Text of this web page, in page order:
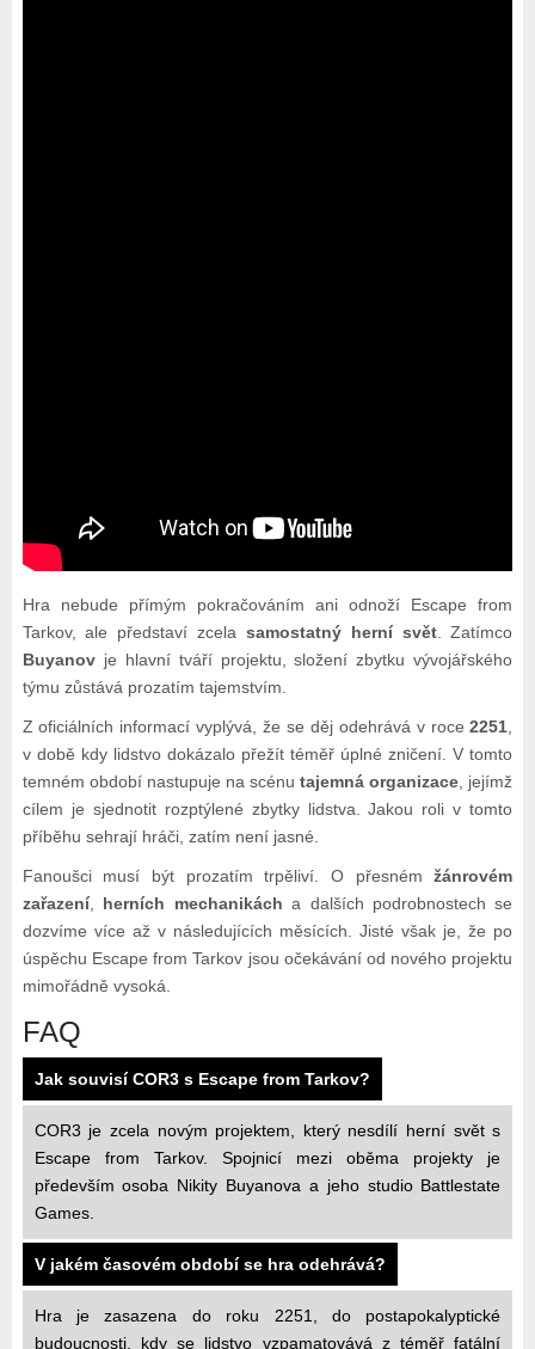
Hra nebude přímým pokračováním ani odnoží Escape from
Tarkov, ale představí zcela samostatný herní svět. Zatímco
Buyanovje hlavní tváří projektu, složení zbytku vývojářského
týmu zůstává prozatím tajemstvím.
Z oficiálních informací vyplývá, že se děj odehrává v roce2251
v době kdy lidstvo dokázalo přežít téměř úplné zničení. V tomto
temném období nastupuje na scénutajemná organizace , jejímž
cílem je sjednotit rozptýlené zbytky lidstva. Jakou roli v tomto
příběhu sehrají hráči, zatím není jasné.
Fanoušci musí být prozatím trpěliví. O přesnémžánrovém
zařazení, herních mechanikách a dalších podrobnostech se
dozvíme více až v následujících měsících. Jisté však je, že po
úspěchu Escape from Tarkov jsou očekávání od nového projektu
mimořádně vysoká.
FAQ
Jak souvisí COR3 s Escape from Tarkov?
COR3 je zcela novým projektem, který nesdílí herní svět s
Escape from Tarkov. Spojnicí mezi oběma projekty je
především osoba Nikity Buyanova a jeho studio Battlestate
Games.
V jakém časovém období se hra odehrává?
Hra je zasazena do roku 2251, do postapokalyptické
budoucnosti, kdy se lidstvo vzpamatovává z téměř fatální